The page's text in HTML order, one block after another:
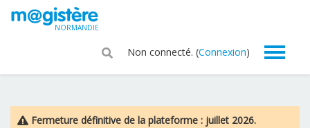
Passer au contenu principal
NORMANDIE
Non connecté. (Connexion)
Fermeture définitive de la plateforme : juillet 2026.